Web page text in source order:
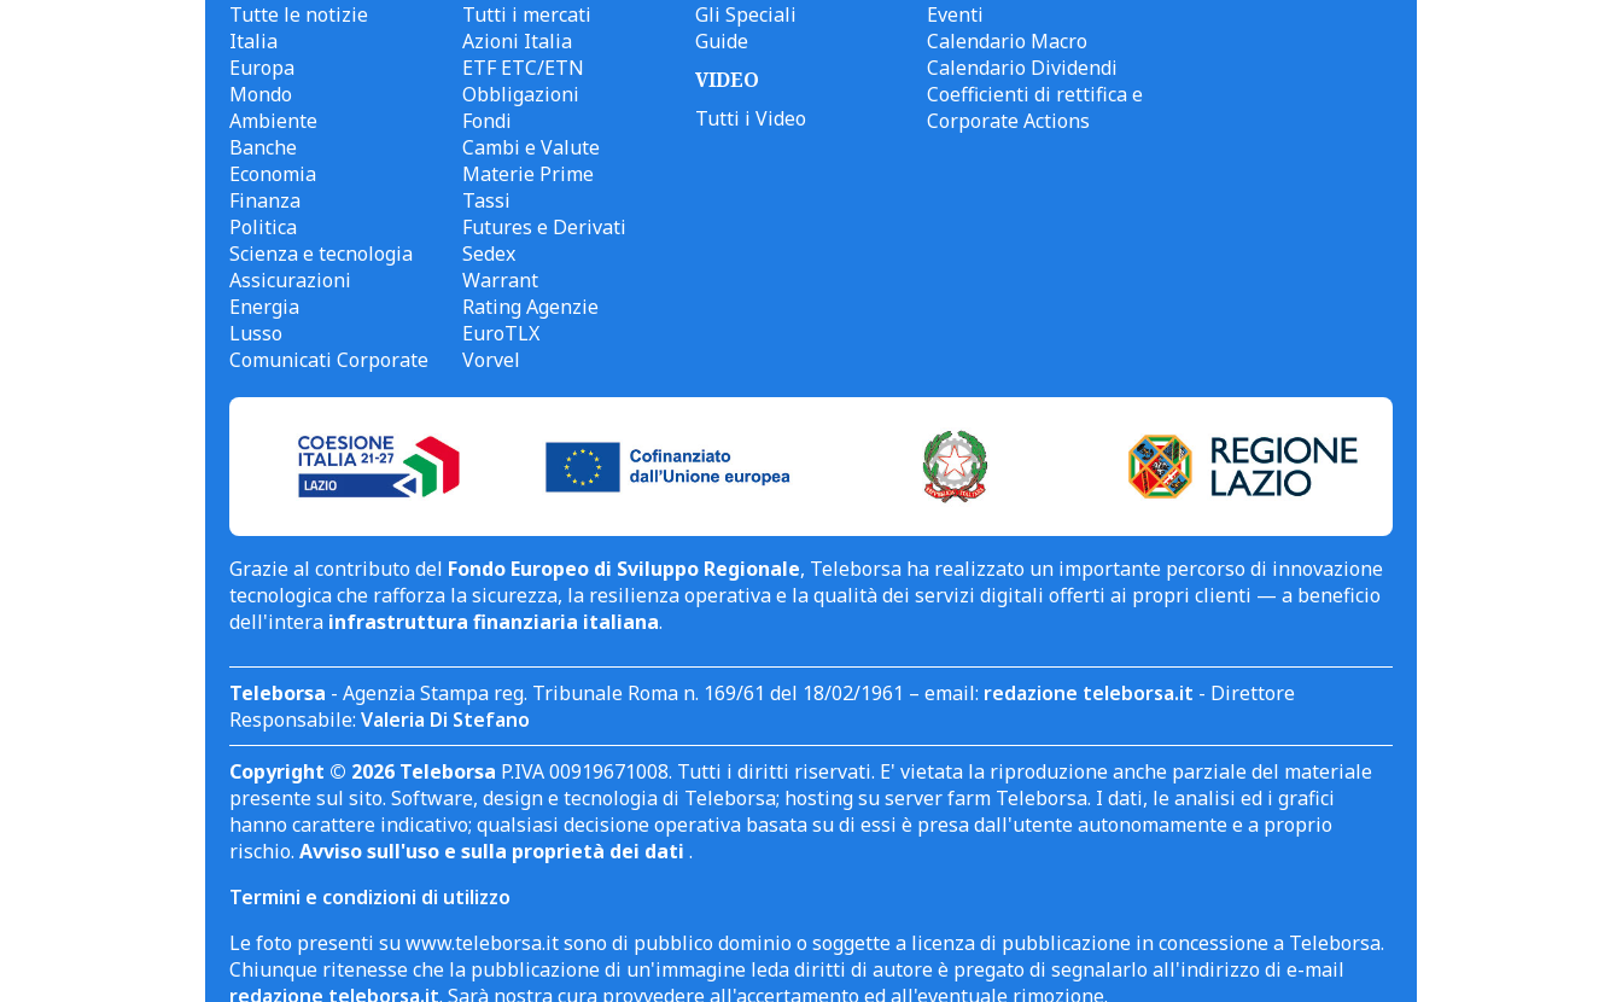
Tutte le notizie
Italia
Europa
Mondo
Ambiente
Banche
Economia
Finanza
Politica
Scienza e tecnologia
Assicurazioni
Energia
Lusso
Comunicati Corporate
Tutti i mercati
Azioni Italia
ETF ETC/ETN
Obbligazioni
Fondi
Cambi e Valute
Materie Prime
Tassi
Futures e Derivati
Sedex
Warrant
Rating Agenzie
EuroTLX
Vorvel
Gli Speciali
Guide
VIDEO
Tutti i Video
Eventi
Calendario Macro
Calendario Dividendi
Coefficienti di rettifica e
Corporate Actions
Grazie al contributo del Fondo Europeo di Sviluppo Regionale, Teleborsa ha realizzato un importante percorso di innovazione
tecnologica che rafforza la sicurezza, la resilienza operativa e la qualità dei servizi digitali offerti ai propri clienti — a beneficio
dell'intera infrastruttura finanziaria italiana.
Teleborsa - Agenzia Stampa reg. Tribunale Roma n. 169/61 del 18/02/1961 – email: redazione teleborsa.it - Direttore
Responsabile: Valeria Di Stefano
Copyright © 2026 Teleborsa P.IVA 00919671008. Tutti i diritti riservati. E' vietata la riproduzione anche parziale del materiale
presente sul sito. Software, design e tecnologia di Teleborsa; hosting su server farm Teleborsa. I dati, le analisi ed i grafici
hanno carattere indicativo; qualsiasi decisione operativa basata su di essi è presa dall'utente autonomamente e a proprio
rischio. Avviso sull'uso e sulla proprietà dei dati .
Termini e condizioni di utilizzo
Le foto presenti su www.teleborsa.it sono di pubblico dominio o soggette a licenza di pubblicazione in concessione a Teleborsa.
Chiunque ritenesse che la pubblicazione di un'immagine leda diritti di autore è pregato di segnalarlo all'indirizzo di e-mail
redazione teleborsa.it. Sarà nostra cura provvedere all'accertamento ed all'eventuale rimozione.